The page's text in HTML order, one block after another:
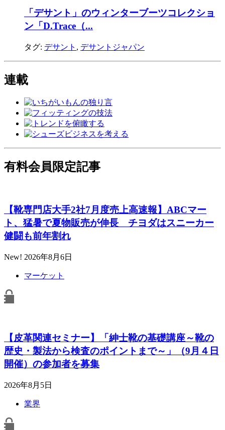
「デサント」のウィンターブーツコレクショ
ン「D.Trace（...
タグ: デサント , デサントジャパン
連載
有料会員限定記事
【靴専門店大手2社7月度売上高速報】ABCマー
ト、猛暑で夏物販売が伸長 チヨダはスニーカー
健闘も前年割れ
New! 2026年8月6日
マーケット
【皮革関連セミナー】「紳士靴の基礎講座～靴の
歴史・製法から検査のポイントまで～」（9月４日
開催）の参加者を募集
2026年8月5日
業界